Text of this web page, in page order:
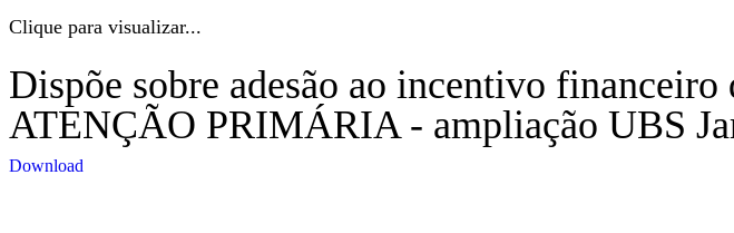
Clique para visualizar...
Dispõe sobre adesão ao incentivo
ATENÇÃO PRIMÁRIA - ampliação UBS
Download